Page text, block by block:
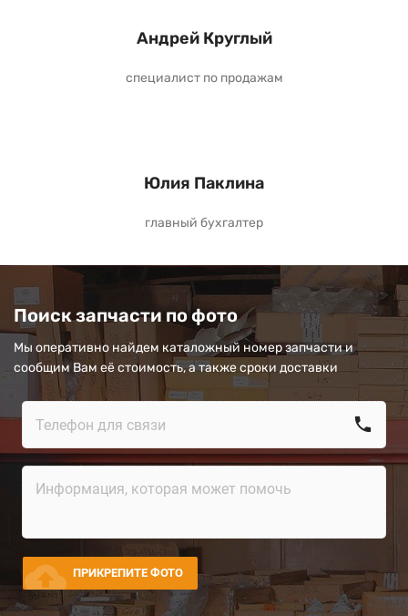
Андрей Круглый
специалист по продажам
Юлия Паклина
главный бухгалтер
Поиск запчасти по фото
Мы оперативно найдем каталожный номер запчасти и
сообщим Вам её стоимость, а также сроки доставки
call
cloud_upload ПРИКРЕПИТЕ ФОТО